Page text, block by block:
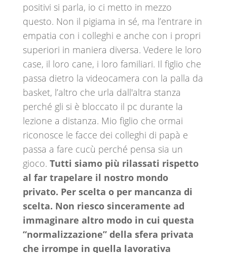
positivi si parla, io ci metto in mezzo
questo. Non il pigiama in sé, ma l’entrare in
empatia con i colleghi e anche con i propri
superiori in maniera diversa. Vedere le loro
case, il loro cane, i loro familiari. Il figlio che
passa dietro la videocamera con la palla da
basket, l’altro che urla dall'altra stanza
perché gli si è bloccato il pc durante la
lezione a distanza. Mio figlio che ormai
riconosce le facce dei colleghi di papà e
passa a fare cucù perché pensa sia un
gioco. Tutti siamo più rilassati rispetto
al far trapelare il nostro mondo
privato. Per scelta o per mancanza di
scelta. Non riesco sinceramente ad
immaginare altro modo in cui questa
“normalizzazione” della sfera privata
che irrompe in quella lavorativa